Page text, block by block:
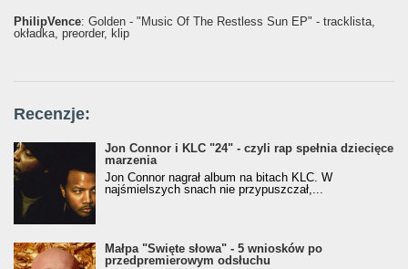
PhilipVence: Golden - "Music Of The Restless Sun EP" - tracklista,
okładka, preorder, klip
Recenzje:
Jon Connor i KLC "24" - czyli rap spełnia dziecięce
marzenia
Jon Connor nagrał album na bitach KLC. W
najśmielszych snach nie przypuszczał,...
Małpa "Święte słowa" - 5 wniosków po
przedpremierowym odsłuchu